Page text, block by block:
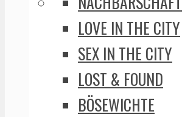
LOVE IN THE CITY
SEX IN THE CITY
LOST & FOUND
BÖSEWICHTE